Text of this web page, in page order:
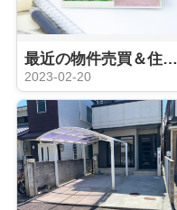
最近の物件売買＆住宅ローン
2023-02-20